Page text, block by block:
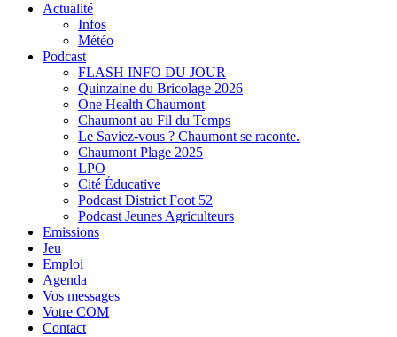
Actualité
Infos
Météo
Podcast
FLASH INFO DU JOUR
Quinzaine du Bricolage 2026
One Health Chaumont
Chaumont au Fil du Temps
Le Saviez-vous ? Chaumont se raconte.
Chaumont Plage 2025
LPO
Cité Éducative
Podcast District Foot 52
Podcast Jeunes Agriculteurs
Emissions
Jeu
Emploi
Agenda
Vos messages
Votre COM
Contact